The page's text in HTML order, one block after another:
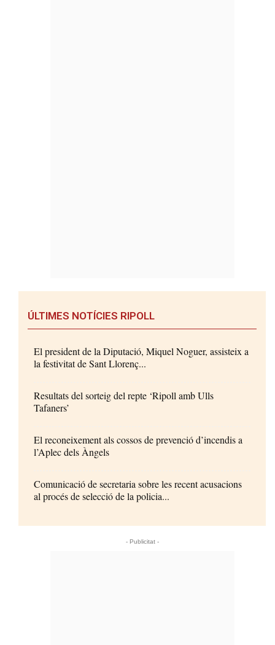
ÚLTIMES NOTÍCIES RIPOLL
El president de la Diputació, Miquel Noguer, assisteix a
la festivitat de Sant Llorenç...
Resultats del sorteig del repte ‘Ripoll amb Ulls
Tafaners’
El reconeixement als cossos de prevenció d’incendis a
l’Aplec dels Àngels
Comunicació de secretaria sobre les recent acusacions
al procés de selecció de la policia...
- Publicitat -